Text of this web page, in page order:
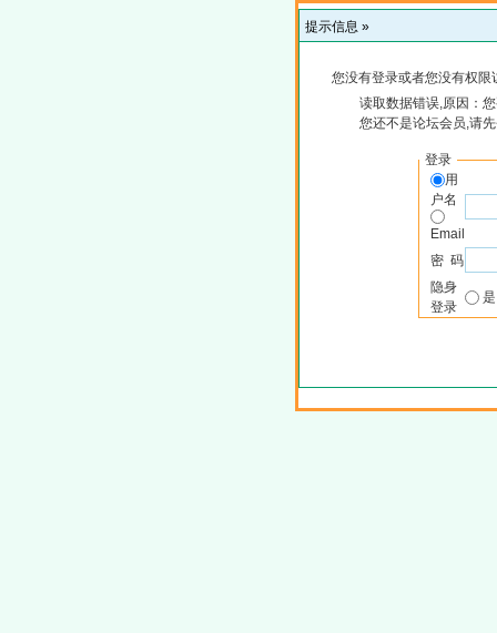
提示信息 »
您没有登录或者您没有权
读取数据错误,原因：
您还不是论坛会员,请
登录
用
户名
Email
密 码
隐身
登录